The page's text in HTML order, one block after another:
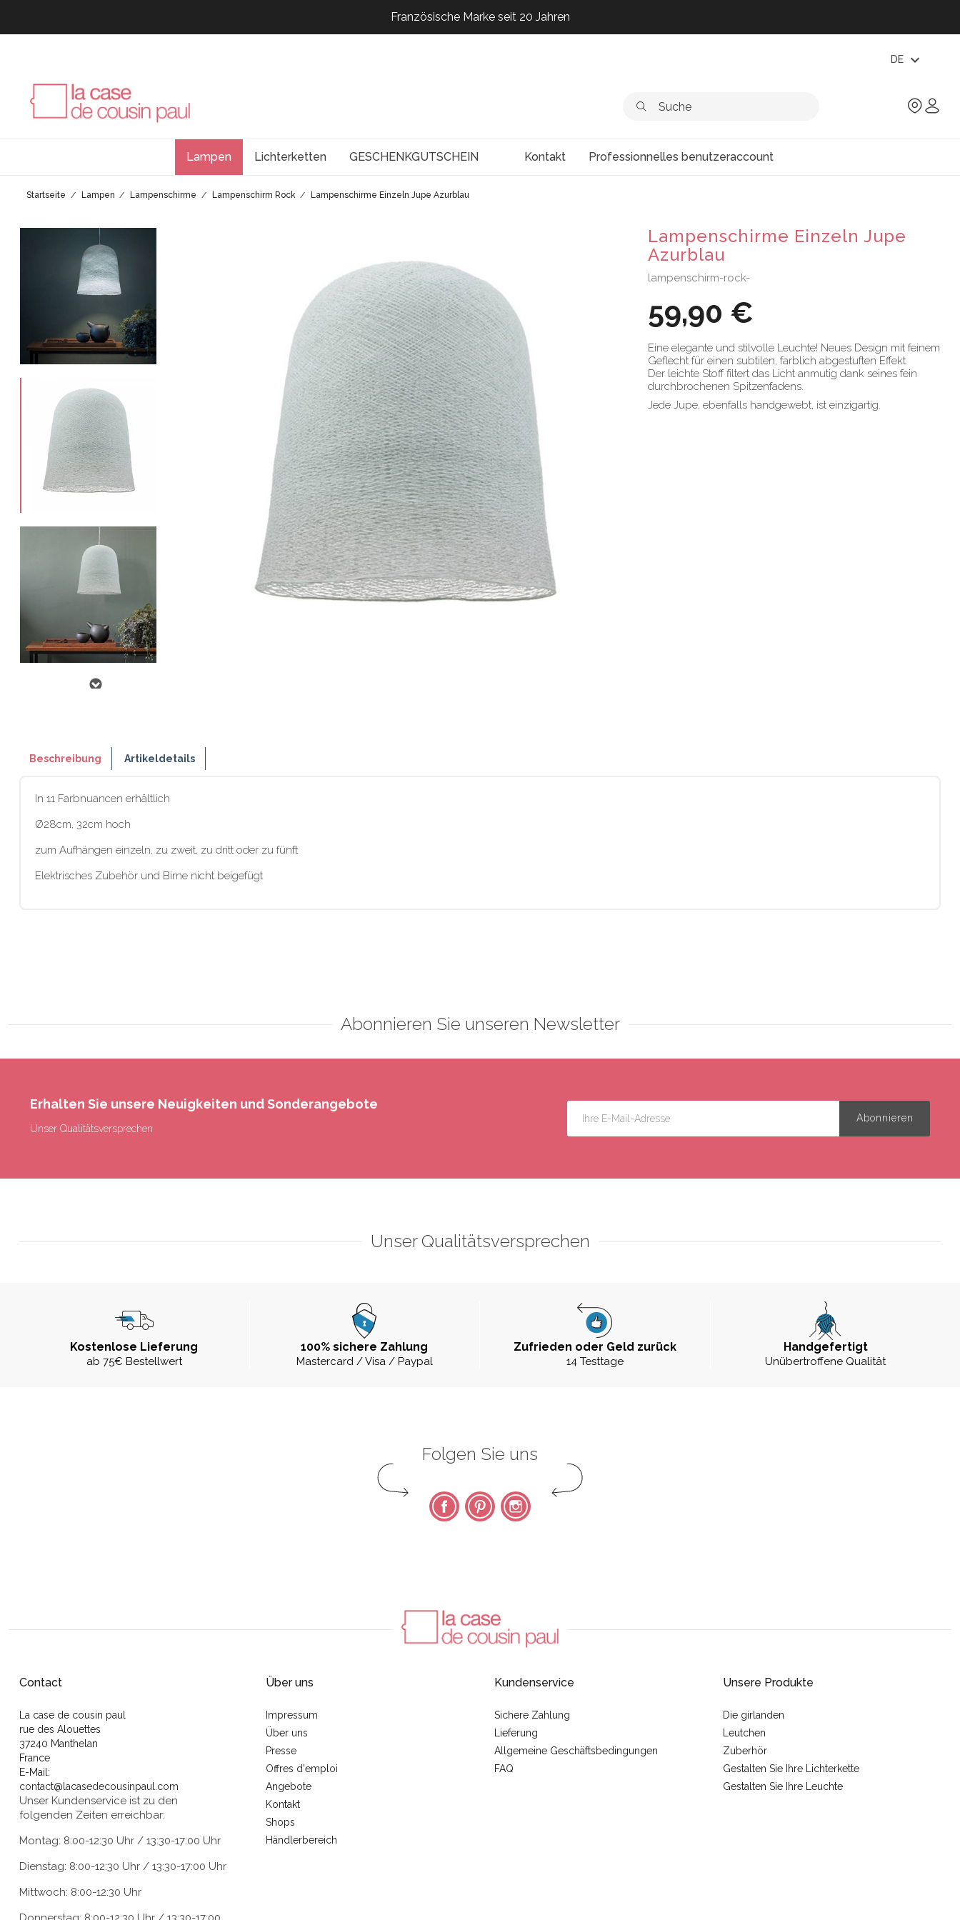
Französische Marke seit 20 Jahren
Französische Marke seit 20 Jahren
DE expand_more
Lampen Lichterketten GESCHENKGUTSCHEIN Kontakt Professionnelles benutzeraccount
Startseite Lampen Lampenschirme Lampenschirm Rock Lampenschirme Einzeln Jupe Azurblau
Lampenschirme Einzeln Jupe
Azurblau
lampenschirm-rock-
59,90 €
Eine elegante und stilvolle Leuchte! Neues Design mit feinem
Geflecht für einen subtilen, farblich abgestuften Effekt.
Der leichte Stoff filtert das Licht anmutig dank seines fein
durchbrochenen Spitzenfadens.
Jede Jupe, ebenfalls handgewebt, ist einzigartig.
Beschreibung Artikeldetails
In 11 Farbnuancen erhältlich
Ø28cm, 32cm hoch
zum Aufhängen einzeln, zu zweit, zu dritt oder zu fünft
Elektrisches Zubehör und Birne nicht beigefügt
Abonnieren Sie unseren Newsletter
Erhalten Sie unsere Neuigkeiten und Sonderangebote
Unser Qualitätsversprechen
Unser Qualitätsversprechen
Kostenlose Lieferung
ab 75€ Bestellwert
100% sichere Zahlung
Mastercard / Visa / Paypal
Zufrieden oder Geld zurück
14 Testtage
Handgefertigt
Unübertroffene Qualität
Folgen Sie uns
FacebookPinterest Instagram
Contact
La case de cousin paul
rue des Alouettes
37240 Manthelan
France
E-Mail:
contact@lacasedecousinpaul.com
Unser Kundenservice ist zu den
folgenden Zeiten erreichbar:
Montag: 8:00-12:30 Uhr / 13:30-17:00 Uhr
Dienstag: 8:00-12:30 Uhr / 13:30-17:00 Uhr
Mittwoch: 8:00-12:30 Uhr
Über uns
Impressum
Über uns
Presse
Offres d'emploi
Angebote
Kontakt
Shops
Händlerbereich
Kundenservice
Sichere Zahlung
Lieferung
Allgemeine Geschäftsbedingungen
FAQ
Unsere Produkte
Die girlanden
Leutchen
Zuberhör
Gestalten Sie Ihre Lichterkette
Gestalten Sie Ihre Leuchte